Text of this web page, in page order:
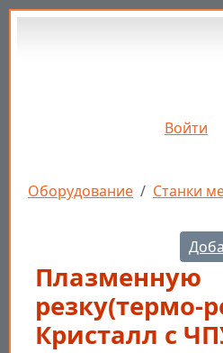
Перейти к основному
Войти
Строка
Оборудование Станки
Плазменную
резку(термо-
Кристалл с